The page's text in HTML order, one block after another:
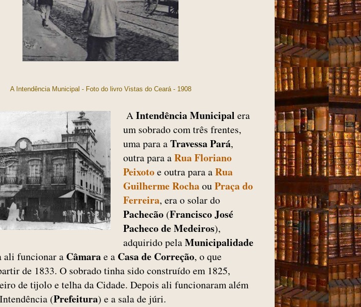
A Intendência Municipal - Foto do livro Vistas do Ceará - 1908
AIntendência Municipal era
um sobrado com três frentes,
uma para aTravessa Pará,
outra para aRua Floriano
Peixotoe outra para aRua
Guilherme RochaouPraça do
Ferreira, era o solar do
Pachecão (Francisco José
Pacheco de Medeiros),
adquirido pelaMunicipalidade
ali funcionar a Câmarae a Casa de Correção, o que
de 1833. O sobrado tinha sido construído em 1825,
de tijolo e telha da Cidade. Depois ali funcionaram além
(Prefeitura) e a sala de júri.